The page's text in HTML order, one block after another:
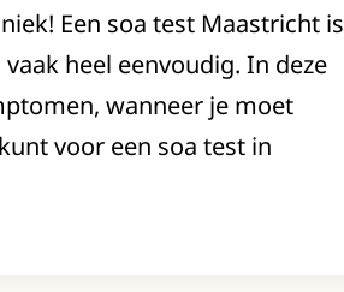
Een soa test Maastricht is
heel eenvoudig. In deze
wanneer je moet
voor een soa test in